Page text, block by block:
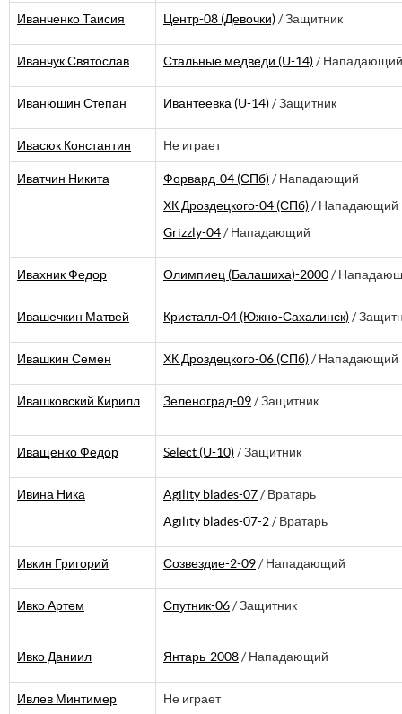
Иванченко Таисия Центр-08 (Девочки) / Защитник
Иванчук Святослав Стальные медведи (U-14) / Нападающий
Иванюшин Степан Ивантеевка (U-14) / Защитник
Ивасюк Константин Не играет
Иватчин Никита Форвард-04 (СПб) / Нападающий
ХК Дроздецкого-04 (СПб) / Нападающий
Grizzly-04 / Нападающий
Ивахник Федор Олимпиец (Балашиха)-2000 /
Ивашечкин Матвей Кристалл-04 (Южно-Сахалинск) /
Ивашкин Семен ХК Дроздецкого-06 (СПб) / Нападающий
Ивашковский Кирилл Зеленоград-09 / Защитник
Иващенко Федор Select (U-10) / Защитник
Ивина Ника Agility blades-07 / Вратарь
Agility blades-07-2 / Вратарь
Ивкин Григорий Созвездие-2-09 / Нападающий
Ивко Артем Спутник-06 / Защитник
Ивко Даниил Янтарь-2008 / Нападающий
Ивлев Минтимер Не играет